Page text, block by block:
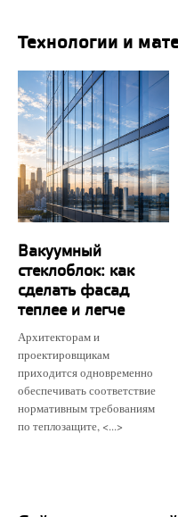
Технологии и
Вакуумный
стеклоблок: как
сделать фасад
теплее и легче
Архитекторам и
проектировщикам
приходится одновременно
обеспечивать соответствие
нормативным требованиям
по теплозащите, <...>